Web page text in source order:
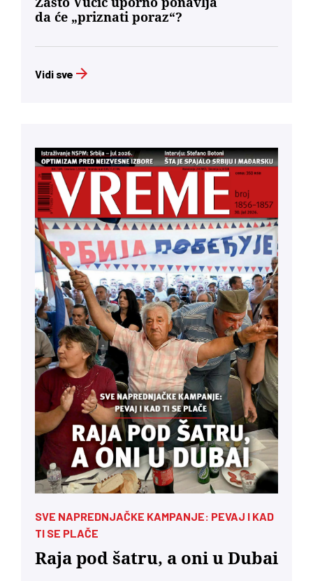
da će „priznati poraz“?
Vidi sve
SVE NAPREDNJAČKE KAMPANJE: PEVAJ I KAD
TI SE PLAČE
Raja pod šatru, a oni u Dubai